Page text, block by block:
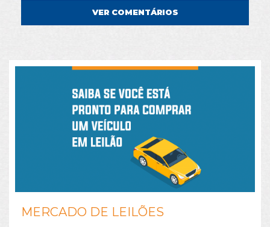
VER COMENTÁRIOS
MERCADO DE LEILÕES